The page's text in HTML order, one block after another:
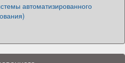
автоматизированного